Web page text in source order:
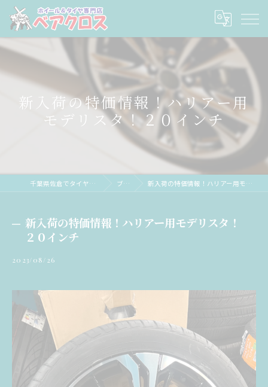
新入荷の特価情報！ハリアー用
モデリスタ！２０インチ
千葉県佐倉でタイヤならベアクロス ブログ 新入荷の特価情報！ハリアー用モデリスタ！２０インチ
新入荷の特価情報！ハリアー用モデリスタ！
２０インチ
2023/08/26